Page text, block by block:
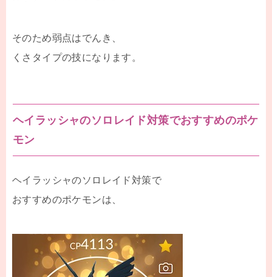
そのため弱点はでんき、
くさタイプの技になります。
ヘイラッシャのソロレイド対策でおすすめのポケ
モン
ヘイラッシャのソロレイド対策で
おすすめのポケモンは、